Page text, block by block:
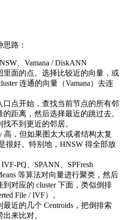
路：
、Vamana / DiskANN
里面的点。选择比较近的向量，或
连通的向量（Vamana）去连
口点开始，查找当前节点的所有邻
的距离，然后选择最近的跳过去。
不到更近的邻居。
高，但如果图太大或者结构太复
很好。特别地，HNSW 得全部放
PQ、SPANN、SPFresh
等算法对向量进行聚类，然后
对应的 cluster 下面，类似倒排
File / IVF）。
近的几个 Centroids，把倒排索
来比对。